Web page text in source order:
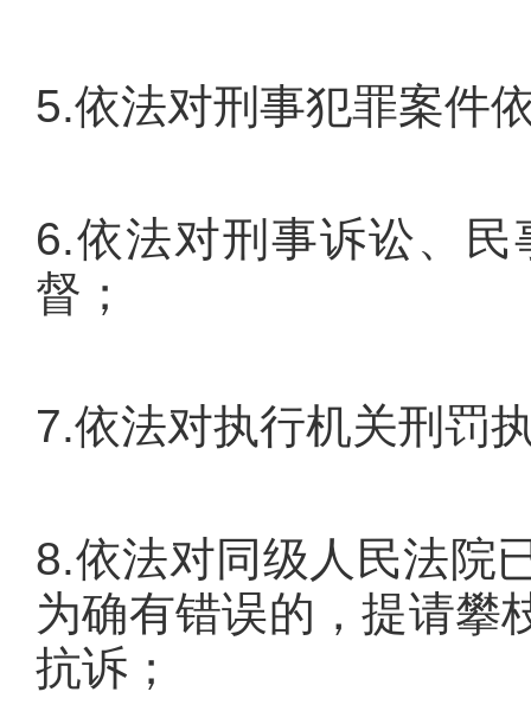
5.依法对刑事犯罪案件
6.依法对刑事诉讼、
督；
7.依法对执行机关刑罚
8.依法对同级人民法院
为确有错误的，提请攀
抗诉；